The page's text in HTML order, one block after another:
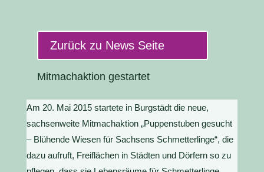
Zurück zu News Seite
Mitmachaktion gestartet
Am 20. Mai 2015 startete in Burgstädt die neue,
sachsenweite Mitmachaktion „Puppenstuben gesucht
– Blühende Wiesen für Sachsens Schmetterlinge“, die
dazu aufruft, Freiflächen in Städten und Dörfern so zu